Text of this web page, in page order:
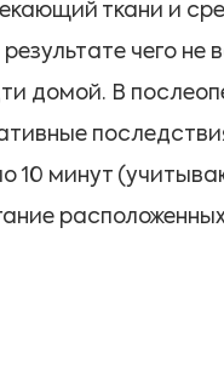
ткани и
чего
домой. В
10 минут